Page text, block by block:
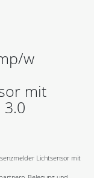
w
mit
Lichtsensor mit